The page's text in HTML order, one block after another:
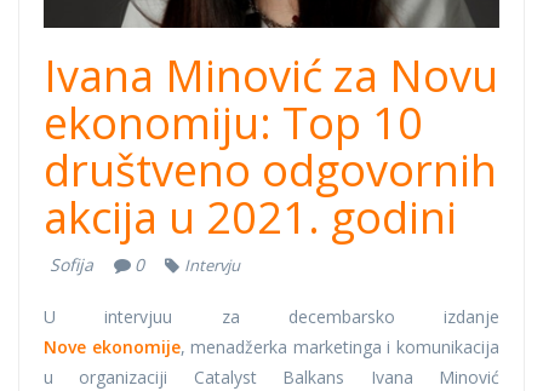
Ivana Minović za Novu
ekonomiju: Top 10
društveno odgovornih
akcija u 2021. godini
Sofija 0 Intervju
U intervjuu za decembarsko izdanje
Nove ekonomije, menadžerka marketinga i komunikacija
u organizaciji Catalyst Balkans Ivana Minović